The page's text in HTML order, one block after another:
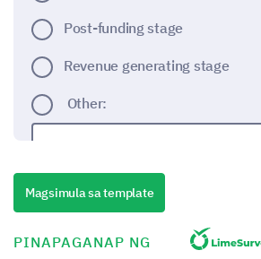
Post-funding stage
Revenue generating stage
Other:
How would you rate the initial
Magsimula sa template
PINAPAGANAP NG